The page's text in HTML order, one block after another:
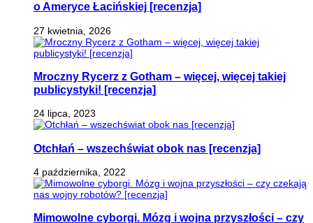
o Ameryce Łacińskiej [recenzja]
27 kwietnia, 2026
Mroczny Rycerz z Gotham – więcej, więcej takiej
publicystyki! [recenzja]
24 lipca, 2023
Otchłań – wszechświat obok nas [recenzja]
4 października, 2022
Mimowolne cyborgi. Mózg i wojna przyszłości – czy